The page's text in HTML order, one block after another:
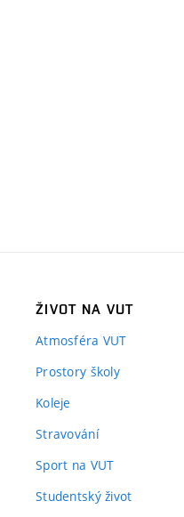
ŽIVOT NA VUT
Atmosféra VUT
Prostory školy
Koleje
Stravování
Sport na VUT
Studentský život